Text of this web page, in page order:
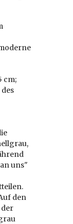
cm;
des
uns"
den